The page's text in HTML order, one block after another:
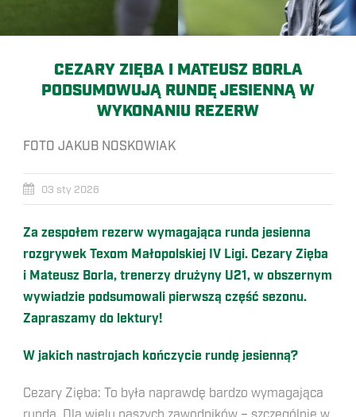
CEZARY ZIĘBA I MATEUSZ BORLA
PODSUMOWUJĄ RUNDĘ JESIENNĄ W
WYKONANIU REZERW
FOTO JAKUB NOSKOWIAK
03 sty 2026
Za zespołem rezerw wymagająca runda jesienna
rozgrywek Texom Małopolskiej IV Ligi. Cezary Zięba
i Mateusz Borla, trenerzy drużyny U21, w obszernym
wywiadzie podsumowali pierwszą część sezonu.
Zapraszamy do lektury!
W jakich nastrojach kończycie rundę jesienną?
Cezary Zięba: To była naprawdę bardzo wymagająca